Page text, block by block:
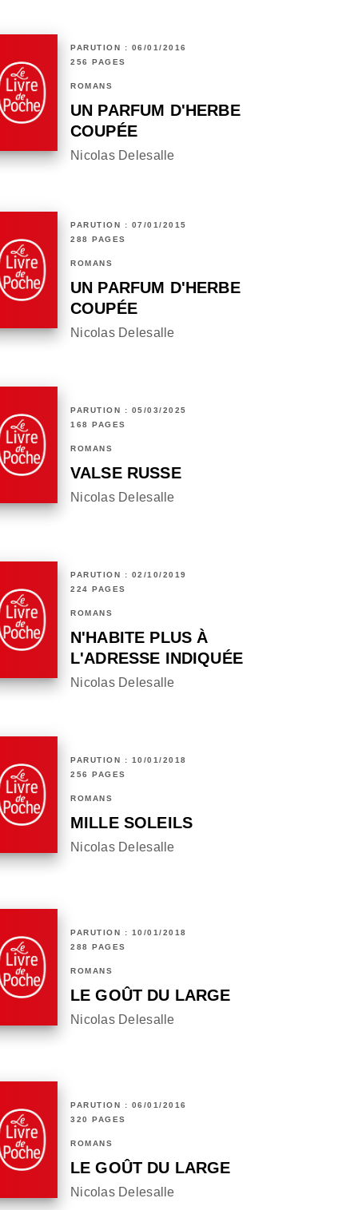
PARUTION : 06/01/2016
256 PAGES
ROMANS
UN PARFUM D'HERBE
COUPÉE
Nicolas Delesalle
PARUTION : 07/01/2015
288 PAGES
ROMANS
UN PARFUM D'HERBE
COUPÉE
Nicolas Delesalle
PARUTION : 05/03/2025
168 PAGES
ROMANS
VALSE RUSSE
Nicolas Delesalle
PARUTION : 02/10/2019
224 PAGES
ROMANS
N'HABITE PLUS À
L'ADRESSE INDIQUÉE
Nicolas Delesalle
PARUTION : 10/01/2018
256 PAGES
ROMANS
MILLE SOLEILS
Nicolas Delesalle
PARUTION : 10/01/2018
288 PAGES
ROMANS
LE GOÛT DU LARGE
Nicolas Delesalle
PARUTION : 06/01/2016
320 PAGES
ROMANS
LE GOÛT DU LARGE
Nicolas Delesalle